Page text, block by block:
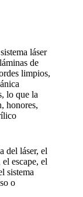
láser
de
limpios,
lo que la
honores,
del láser, el
escape, el
sistema
o